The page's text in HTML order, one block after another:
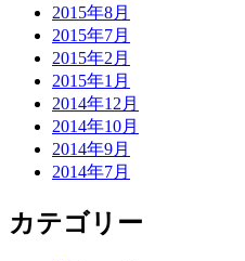
2015年8月
2015年7月
2015年2月
2015年1月
2014年12月
2014年10月
2014年9月
2014年7月
カテゴリー